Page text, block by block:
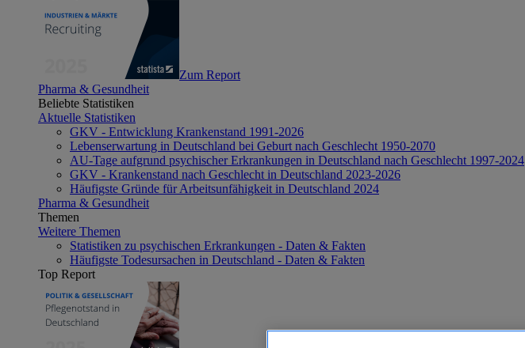
Zum Report
Pharma & Gesundheit
Beliebte Statistiken
Aktuelle Statistiken
GKV - Entwicklung Krankenstand 1991-2026
Lebenserwartung in Deutschland bei Geburt nach Geschlecht 1950-2070
AU-Tage aufgrund psychischer Erkrankungen in Deutschland nach Geschlecht 1997-2024
GKV - Krankenstand nach Geschlecht in Deutschland 2023-2026
Häufigste Gründe für Arbeitsunfähigkeit in Deutschland 2024
Pharma & Gesundheit
Themen
Weitere Themen
Statistiken zu psychischen Erkrankungen - Daten & Fakten
Häufigste Todesursachen in Deutschland - Daten & Fakten
Top Report